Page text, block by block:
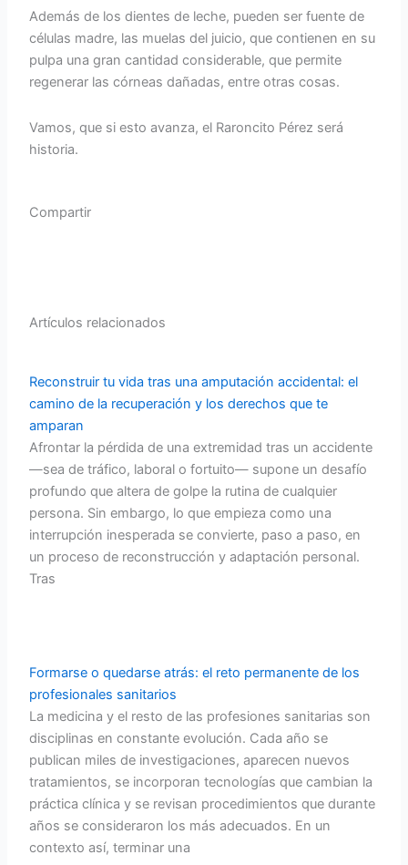
Además de los dientes de leche, pueden ser fuente de
células madre, las muelas del juicio, que contienen en su
pulpa una gran cantidad considerable, que permite
regenerar las córneas dañadas, entre otras cosas.
Vamos, que si esto avanza, el Raroncito Pérez será
historia.
Compartir
c
e
b
o
o
k
i
t
t
e
r
u
t
u
b
e
Artículos relacionados
Reconstruir tu vida tras una amputación accidental: el
camino de la recuperación y los derechos que te
amparan
Afrontar la pérdida de una extremidad tras un accidente
—sea de tráfico, laboral o fortuito— supone un desafío
profundo que altera de golpe la rutina de cualquier
persona. Sin embargo, lo que empieza como una
interrupción inesperada se convierte, paso a paso, en
un proceso de reconstrucción y adaptación personal.
Tras
Formarse o quedarse atrás: el reto permanente de los
profesionales sanitarios
La medicina y el resto de las profesiones sanitarias son
disciplinas en constante evolución. Cada año se
publican miles de investigaciones, aparecen nuevos
tratamientos, se incorporan tecnologías que cambian la
práctica clínica y se revisan procedimientos que durante
años se consideraron los más adecuados. En un
contexto así, terminar una